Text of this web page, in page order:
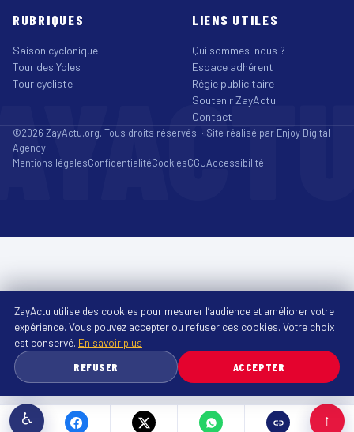
RUBRIQUES
Saison cyclonique
Tour des Yoles
Tour cycliste
LIENS UTILES
Qui sommes-nous ?
Espace adhérent
Régie publicitaire
Soutenir ZayActu
Contact
©2026 ZayActu.org. Tous droits réservés. · Site réalisé par Enjoy Digital
Agency
Mentions légalesConfidentialitéCookiesCGUAccessibilité
♿ ↑
ZayActu utilise des cookies pour mesurer l’audience et améliorer votre
expérience. Vous pouvez accepter ou refuser ces cookies. Votre choix
est conservé. En savoir plus
REFUSER
ACCEPTER